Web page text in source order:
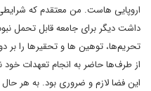
اروپایی هاست. من معتقدم که
داشت دیگر برای جامعه قابل تحمل
تحریم‌ها، توهین ها و تحقیرها را
از طرف‌ها حاضر به انجام تعهدات خود
این فضا لازم و ضروری بود. به هر حال